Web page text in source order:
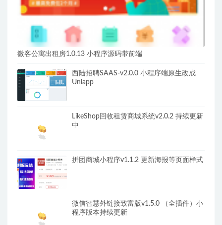
微客公寓出租房1.0.13 小程序源码带前端
西陆招聘SAAS-v2.0.0 小程序端原生改成
Uniapp
LikeShop回收租赁商城系统v2.0.2 持续更新
中
拼团商城小程序v1.1.2 更新海报等页面样式
微信智慧外链接致富版v1.5.0 （全插件）小
程序版本持续更新